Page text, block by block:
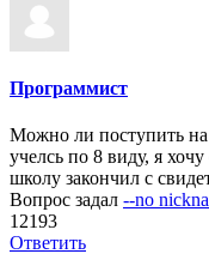
Программист
Можно ли поступить
учелсь по 8 виду, я
школу закончил с
Вопрос задал --no
1 2193
Ответить